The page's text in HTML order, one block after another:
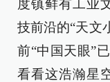
度镇鲜有工业
技前沿的“天文
前“中国天眼”
看看这浩瀚星